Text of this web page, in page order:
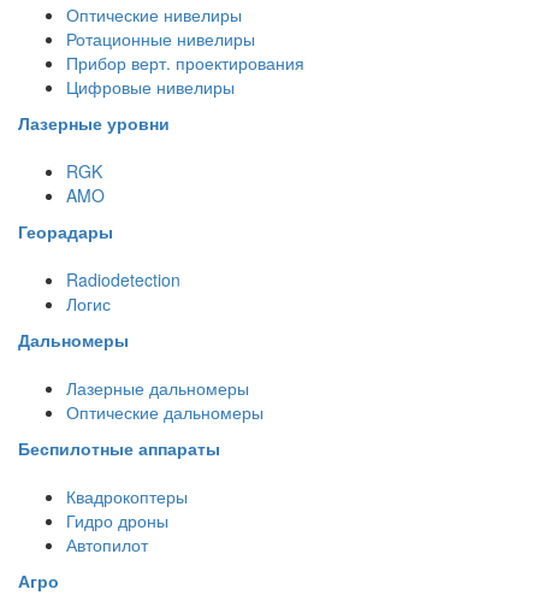
Оптические нивелиры
Ротационные нивелиры
Прибор верт. проектирования
Цифровые нивелиры
Лазерные уровни
RGK
AMO
Георадары
Radiodetection
Логис
Дальномеры
Лазерные дальномеры
Оптические дальномеры
Беспилотные аппараты
Квадрокоптеры
Гидро дроны
Автопилот
Агро